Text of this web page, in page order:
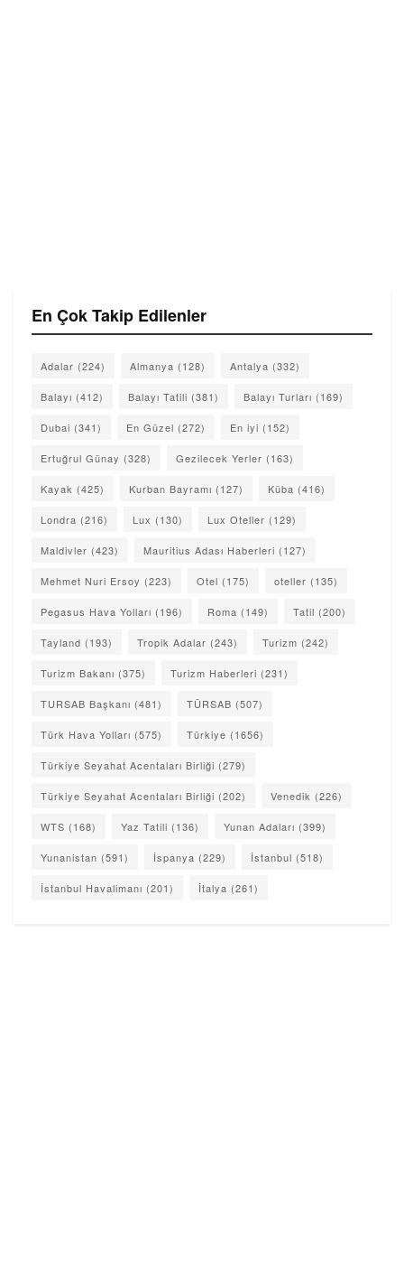
En Çok Takip Edilenler
Adalar (224) Almanya (128) Antalya (332)
Balayı (412) Balayı Tatili (381) Balayı Turları (169)
Dubai (341) En Güzel (272) En iyi (152)
Ertuğrul Günay (328) Gezilecek Yerler (163)
Kayak (425) Kurban Bayramı (127) Küba (416)
Londra (216) Lux (130) Lux Oteller (129)
Maldivler (423) Mauritius Adası Haberleri (127)
Mehmet Nuri Ersoy (223) Otel (175) oteller (135)
Pegasus Hava Yolları (196) Roma (149) Tatil (200)
Tayland (193) Tropik Adalar (243) Turizm (242)
Turizm Bakanı (375) Turizm Haberleri (231)
TURSAB Başkanı (481) TÜRSAB (507)
Türk Hava Yolları (575) Türkiye (1656)
Türkiye Seyahat Acentaları Birliği (279)
Türkiye Seyahat Acentaları Birliği (202) Venedik (226)
WTS (168) Yaz Tatili (136) Yunan Adaları (399)
Yunanistan (591) İspanya (229) İstanbul (518)
İstanbul Havalimanı (201) İtalya (261)